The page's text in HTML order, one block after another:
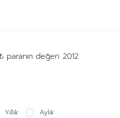
paranın değeri 2012
Yıllık Aylık